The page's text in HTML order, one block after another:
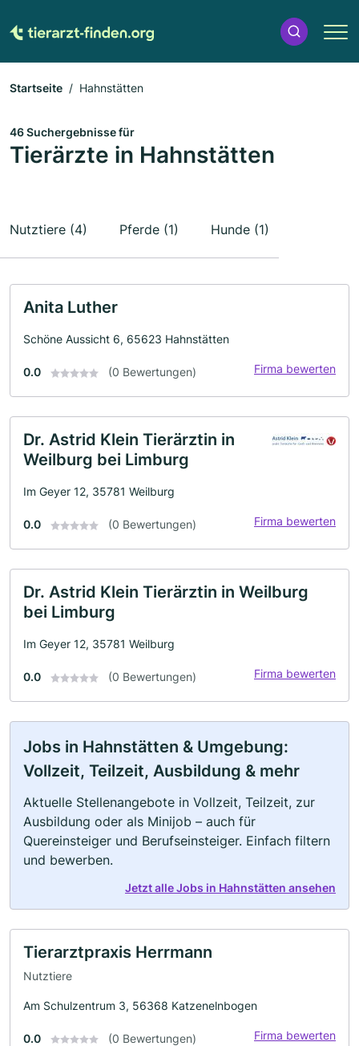
Startseite Hahnstätten
46 Suchergebnisse für
Tierärzte in Hahnstätten
Nutztiere (4) Pferde (1) Hunde (1)
Anita Luther
Schöne Aussicht 6, 65623 Hahnstätten
0.0 (0 Bewertungen) Firma bewerten
Dr. Astrid Klein Tierärztin in
Weilburg bei Limburg
Im Geyer 12, 35781 Weilburg
0.0 (0 Bewertungen) Firma bewerten
Dr. Astrid Klein Tierärztin in Weilburg
bei Limburg
Im Geyer 12, 35781 Weilburg
0.0 (0 Bewertungen) Firma bewerten
Jobs in Hahnstätten & Umgebung:
Vollzeit, Teilzeit, Ausbildung & mehr
Aktuelle Stellenangebote in Vollzeit, Teilzeit, zur
Ausbildung oder als Minijob – auch für
Quereinsteiger und Berufseinsteiger. Einfach filtern
und bewerben.
Jetzt alle Jobs in Hahnstätten ansehen
Tierarztpraxis Herrmann
Nutztiere
Am Schulzentrum 3, 56368 Katzenelnbogen
0.0 (0 Bewertungen) Firma bewerten